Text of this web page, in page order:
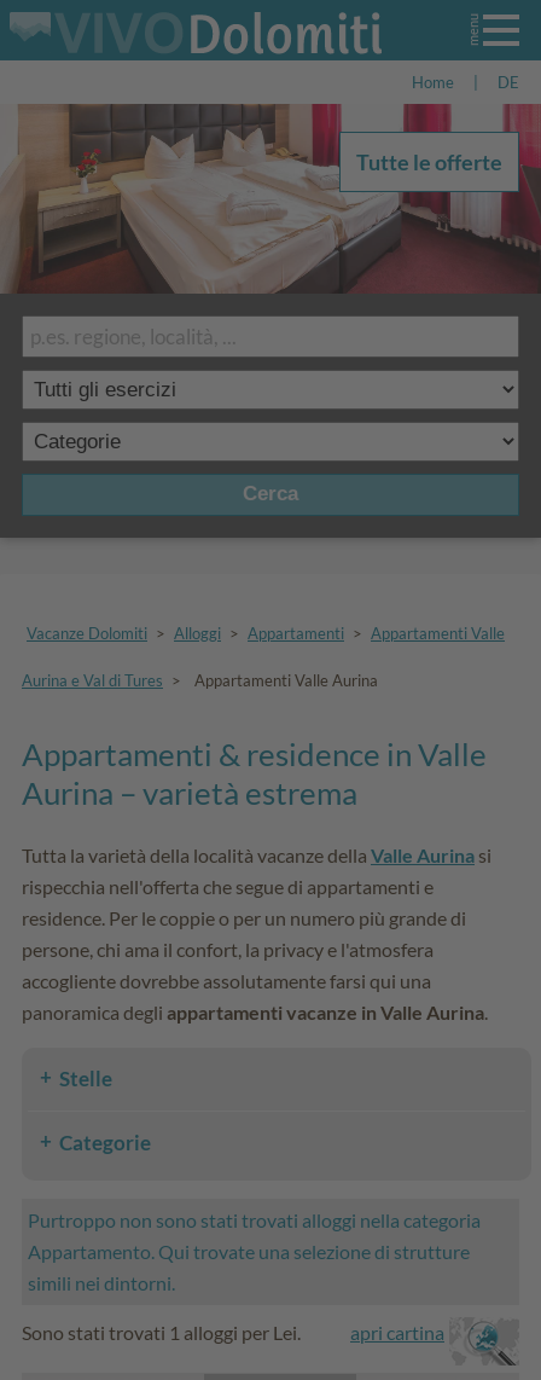
Home DE
Cerca
Tutte le offerte
Vacanze Dolomiti > Alloggi > Appartamenti > Appartamenti Valle
Aurina e Val di Tures > Appartamenti Valle Aurina
Appartamenti & residence in Valle
Aurina – varietà estrema
Tutta la varietà della località vacanze della Valle Aurina si
rispecchia nell'offerta che segue di appartamenti e
residence. Per le coppie o per un numero più grande di
persone, chi ama il confort, la privacy e l'atmosfera
accogliente dovrebbe assolutamente farsi qui una
panoramica degli appartamenti vacanze in Valle Aurina
Stelle
Categorie
Purtroppo non sono stati trovati alloggi nella categoria
Appartamento. Qui trovate una selezione di strutture
simili nei dintorni.
apri cartina
Sono stati trovati 1 alloggi per Lei.